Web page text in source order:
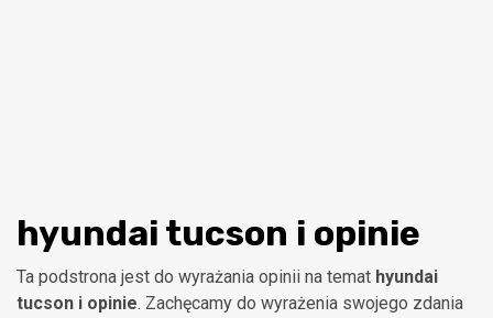
hyundai tucson i opinie
Ta podstrona jest do wyrażania opinii na temat hyundai
tucson i opinie. Zachęcamy do wyrażenia swojego zdania